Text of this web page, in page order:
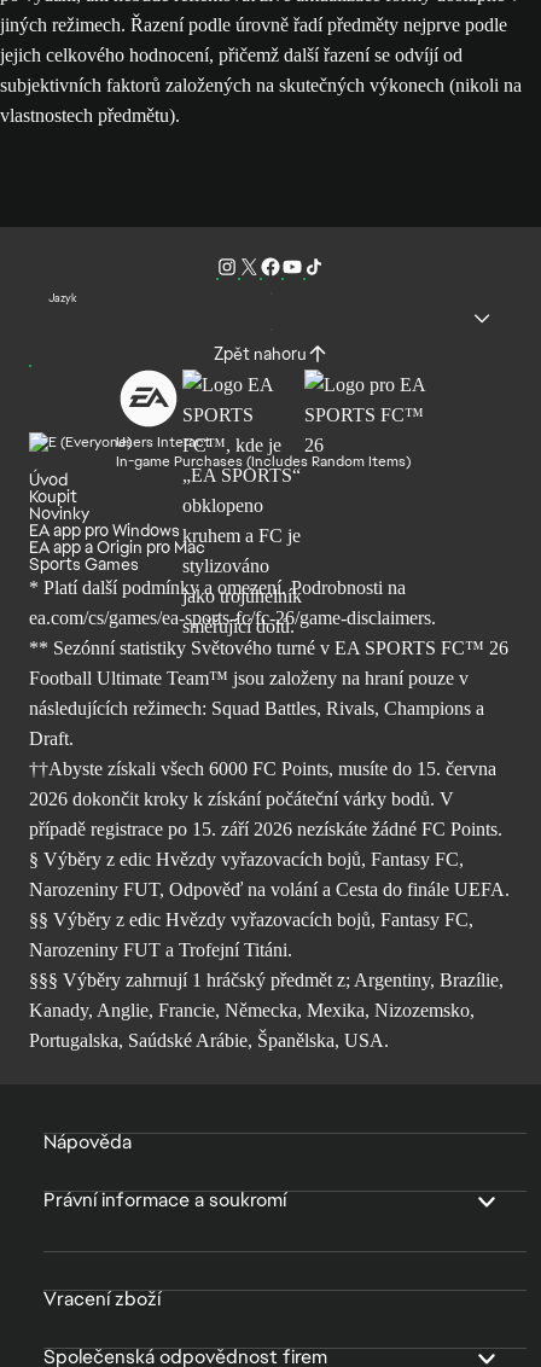
jiných režimech. Řazení podle úrovně řadí předměty nejprve podle
jejich celkového hodnocení, přičemž další řazení se odvíjí od
subjektivních faktorů založených na skutečných výkonech (nikoli na
vlastnostech předmětu).
Jazyk
Zpět nahoru
Users Interact
In-game Purchases (Includes Random Items)
Úvod
Koupit
Novinky
EA app pro Windows
EA app a Origin pro Mac
Sports Games
* Platí další podmínky a omezení. Podrobnosti na
ea.com/cs/games/ea-sports-fc/fc-26/game-disclaimers.
** Sezónní statistiky Světového turné v EA SPORTS FC™ 26
Football Ultimate Team™ jsou založeny na hraní pouze v
následujících režimech: Squad Battles, Rivals, Champions a
Draft.
††Abyste získali všech 6000 FC Points, musíte do 15. června
2026 dokončit kroky k získání počáteční várky bodů. V
případě registrace po 15. září 2026 nezískáte žádné FC Points.
§ Výběry z edic Hvězdy vyřazovacích bojů, Fantasy FC,
Narozeniny FUT, Odpověď na volání a Cesta do finále UEFA.
§§ Výběry z edic Hvězdy vyřazovacích bojů, Fantasy FC,
Narozeniny FUT a Trofejní Titáni.
§§§ Výběry zahrnují 1 hráčský předmět z; Argentiny, Brazílie,
Kanady, Anglie, Francie, Německa, Mexika, Nizozemsko,
Portugalska, Saúdské Arábie, Španělska, USA.
Nápověda
Právní informace a soukromí
Vracení zboží
Společenská odpovědnost firem